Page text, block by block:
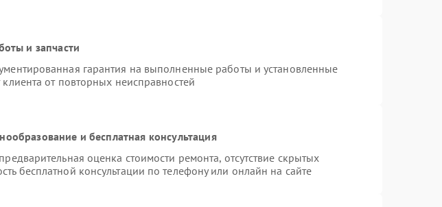
и запчасти
гарантия на выполненные работы и установленные
от повторных неисправностей
и бесплатная консультация
оценка стоимости ремонта, отсутствие скрытых
бесплатной консультации по телефону или онлайн на сайте